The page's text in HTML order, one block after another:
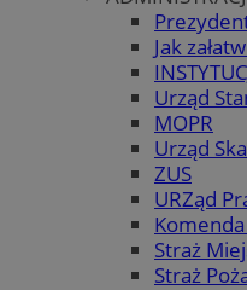
Jak
Urząd
MOPR
Urząd
ZUS
URZąd
Straż
Straż